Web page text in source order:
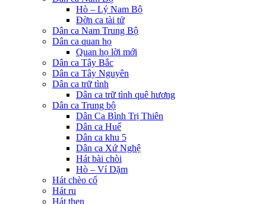
Hò – Lý Nam Bộ
Đờn ca tài tử
Dân ca Nam Trung Bộ
Dân ca quan họ
Quan họ lời mới
Dân ca Tây Bắc
Dân ca Tây Nguyên
Dân ca trữ tình
Dân ca trữ tình quê hương
Dân ca Trung bộ
Dân Ca Bình Trị Thiên
Dân ca Huế
Dân ca khu 5
Dân ca Xứ Nghệ
Hát bài chòi
Hò – Ví Dặm
Hát chèo cổ
Hát ru
Hát then